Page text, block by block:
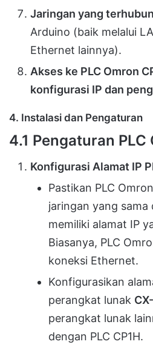
Jaringan yang
Arduino (baik melalui
Ethernet lainnya).
Akses ke PLC Omron
konfigurasi IP dan
4. Instalasi dan Pengaturan
4.1 Pengaturan PLC
Konfigurasi Alamat IP
Pastikan PLC
jaringan yang
memiliki alamat IP
Biasanya, PLC
koneksi Ethernet.
Konfigurasikan
perangkat lunak
perangkat lunak
dengan PLC CP1H.